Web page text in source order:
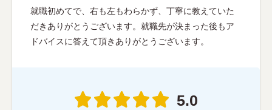
就職初めてで、右も左もわらかず、丁寧に教えていた
だきありがとうございます。就職先が決まった後もア
ドバイスに答えて頂きありがとうございます。
5.0